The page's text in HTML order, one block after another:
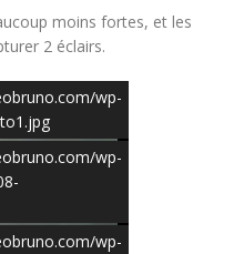
moins fortes, et les
2 éclairs.
wp-
wp-
wp-